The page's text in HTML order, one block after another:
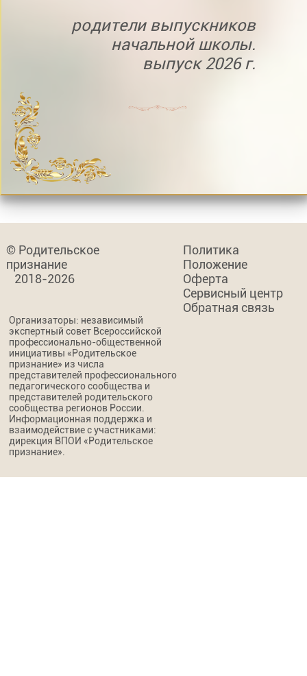
родители выпускников
начальной школы.
выпуск 2026 г.
© Родительское
признание
2018-2026
Политика
Положение
Оферта
Сервисный центр
Обратная связь
Организаторы: независимый
экспертный совет Всероссийской
профессионально-общественной
инициативы «Родительское
признание» из числа
представителей профессионального
педагогического сообщества и
представителей родительского
сообщества регионов России.
Информационная поддержка и
взаимодействие с участниками:
дирекция ВПОИ «Родительское
признание».